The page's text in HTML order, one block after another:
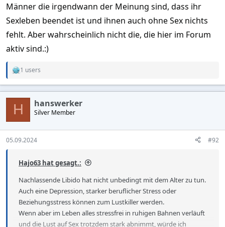
Männer die irgendwann der Meinung sind, dass ihr
Sexleben beendet ist und ihnen auch ohne Sex nichts
fehlt. Aber wahrscheinlich nicht die, die hier im Forum
aktiv sind.:)
R
c
o
n
s
:
1 users
H hanswerker
Silver Member
05.09.2024 #92
Hajo63 hat gesagt.:
Nachlassende Libido hat nicht unbedingt mit dem Alter zu tun.
Auch eine Depression, starker beruflicher Stress oder
Beziehungsstress können zum Lustkiller werden.
Wenn aber im Leben alles stressfrei in ruhigen Bahnen verläuft
und die Lust auf Sex trotzdem stark abnimmt, würde ich